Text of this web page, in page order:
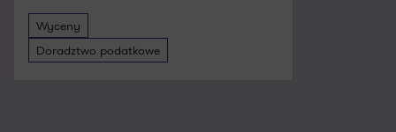
Wyceny
Doradztwo podatkowe
Wyceny
Biznesplan i modelowanie finansowe